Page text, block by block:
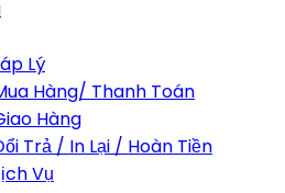
Lý
Hàng/ Thanh Toán
Hàng
Trả / In Lại / Hoàn Tiền
Vụ